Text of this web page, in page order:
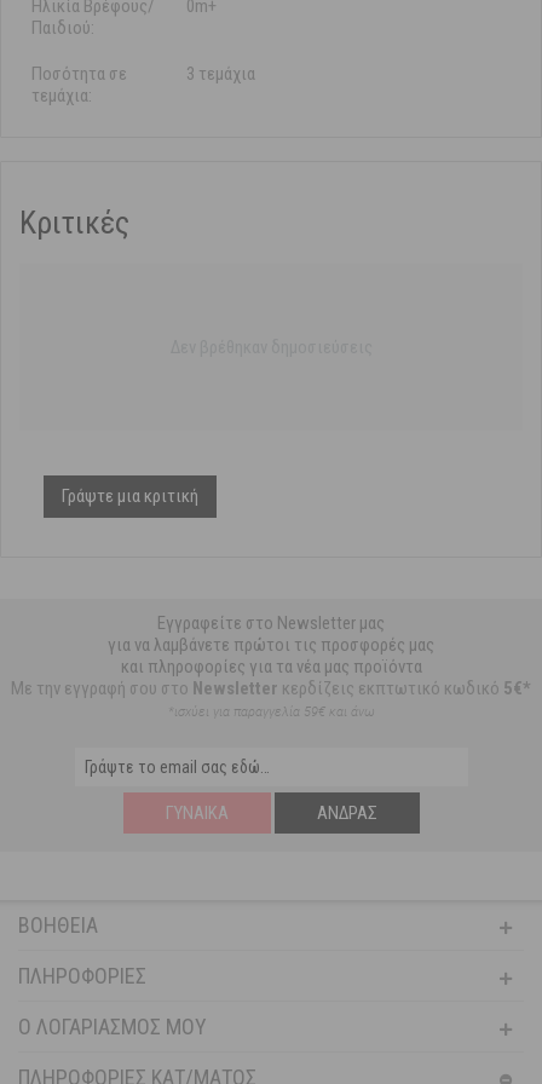
Ηλικία Βρέφους/
Παιδιού:
0m+
Ποσότητα σε
τεμάχια:
3 τεμάχια
Κριτικές
Γράψτε μια κριτική
Εγγραφείτε στο Newsletter μας
για να λαμβάνετε πρώτοι τις προσφορές μας
και πληροφορίες για τα νέα μας προϊόντα
Με την εγγραφή σου στο Newsletter κερδίζεις εκπτωτικό κωδικό 5€*
*ισχύει για παραγγελία 59€ και άνω
ΓΥΝΑΊΚΑ ΆΝΔΡΑΣ
ΒΟΉΘΕΙΑ
ΠΛΗΡΟΦΟΡΊΕΣ
Ο ΛΟΓΑΡΙΑΣΜΌΣ ΜΟΥ
ΠΛΗΡΟΦΟΡΙΕΣ ΚΑΤ/ΜΑΤΟΣ